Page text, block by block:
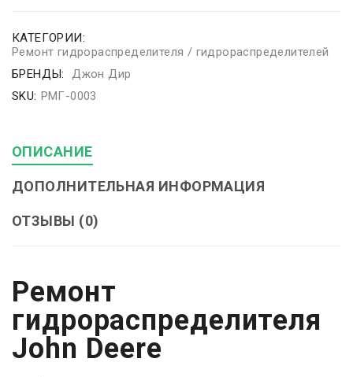
КАТЕГОРИИ:
Ремонт гидрораспределителя / гидрораспределителей
БРЕНДЫ:
Джон Дир
SKU: РМГ-0003
ОПИСАНИЕ
ДОПОЛНИТЕЛЬНАЯ ИНФОРМАЦИЯ
ОТЗЫВЫ (0)
Ремонт
гидрораспределителя
John Deere